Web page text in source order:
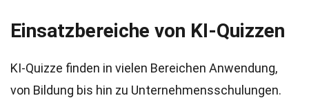
Einsatzbereiche von KI-Quizzen
KI-Quizze finden in vielen Bereichen Anwendung,
von Bildung bis hin zu Unternehmensschulungen.